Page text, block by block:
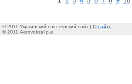
© 2011 Украинский споттерский сайт | О сайте
© 2011 Aerovokzal p.e.